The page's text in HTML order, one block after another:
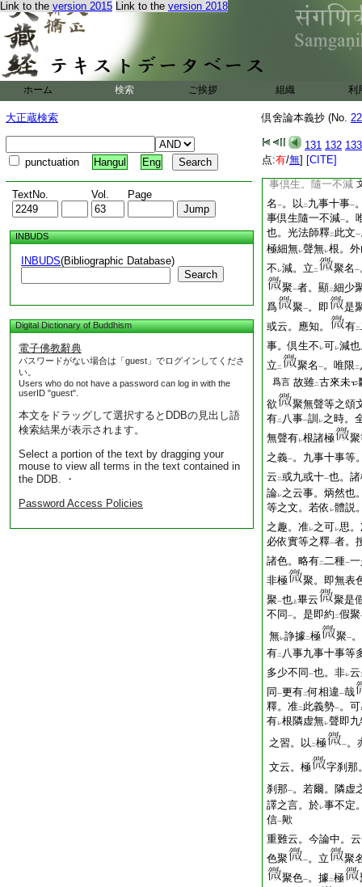
Link to the version 2015 Link to the version 2018
ホーム 検索 ご挨拶 組織 利
大正蔵検索
punctuation Hangul Eng
TextNo. Vol. Page
INBUDS
INBUDS(Bibliographic Database)
Search
Digital Dictionary of Buddhism
電子佛教辭典
パスワードがない場合は「guest」でログインしてくださ
い。
Users who do not have a password can log in with the
userID "guest".
本文をドラッグして選択するとDDBの見出し語
検索結果が表示されます。
Select a portion of the text by dragging your
mouse to view all terms in the text contained in
the DDB. ・
Password Access Policies
倶舍論本義抄 (No.
131 132 133
点:有/無] [CITE]
者。可レ通二
九事十
論文 レ
文
依 之爾者。今論文
光法師判下言二 聚一
答。披 今論文一云
更無 中細 二於此 者
事倶生。隨一不減
名 一。以 二 九事十事一
事倶生隨一不減一。
也。光法師釋二 此文一
極細無レ聲無レ根。
不 レ減。立 二 聚名 一
聚一者。顯二細少
爲
聚一。即
是
或云。應知。
有二
事。倶生不 レ可レ減
立 二 聚名 一。唯限 二
爲言 故雖二古來未
欲
聚無聲等之頌
有二 八事一訓 レ之時。
無聲有レ根諸極
之義一。九事十事等
云 二或九或十一也。
論レ之云事。炳然也
等之文。若依 レ體説
之趣。准レ之可レ思
必依實等之釋一者。
諸色。略有二二種一
非極
聚。即無表
聚一也 上畢云
聚是
不同 一。是即約 二假聚
無レ諍據二極 聚一
有二 八事九事十事等
多少不同 一也。非レ云
同 一更有二何相違一哉
釋。准二 此義勢一。可
有レ根隣虚無レ聲即
之習。以 二極 一。
文云。極
字刹那
刹那一。若爾。隣虚
譯之言。於レ事不定
信一歟
重難云。今論中。云
色聚 一。立
聚
聚色一。據二極